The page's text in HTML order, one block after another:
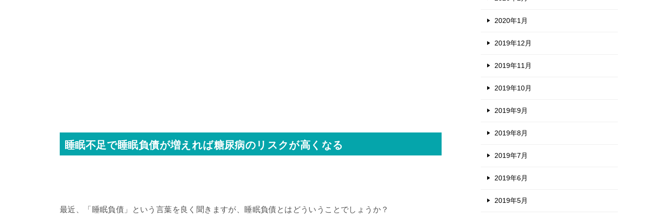
睡眠不足で睡眠負債が増えれば糖尿病のリスクが高くなる
最近、「睡眠負債」という言葉を良く聞きますが、睡眠負債とはどういうことでしょうか？
2020年1月
2019年12月
2019年11月
2019年10月
2019年9月
2019年8月
2019年7月
2019年6月
2019年5月